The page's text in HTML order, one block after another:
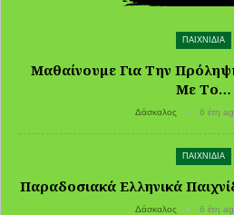
ΠΑΙΧΝΙΔΙΑ
Μαθαίνουμε Για Την
Με Το…
Δάσκαλος 6 έτη
ΠΑΙΧΝΙΔΙΑ
Παραδοσιακά Ελληνικά
Δάσκαλος 6 έτη